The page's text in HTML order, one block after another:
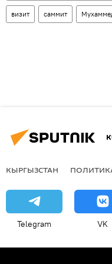
визит саммит
КЫРГЫЗСТАН
Telegram VK